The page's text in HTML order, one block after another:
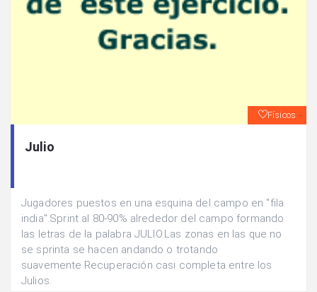
Físicos
Julio
Jugadores puestos en una esquina del campo en "fila
india".Sprint al 80-90% alrededor del campo formando
las letras de la palabra JULIO.Las zonas en las que no
se sprinta se hacen andando o trotando
suavemente.Recuperación casi completa entre los
Julios.